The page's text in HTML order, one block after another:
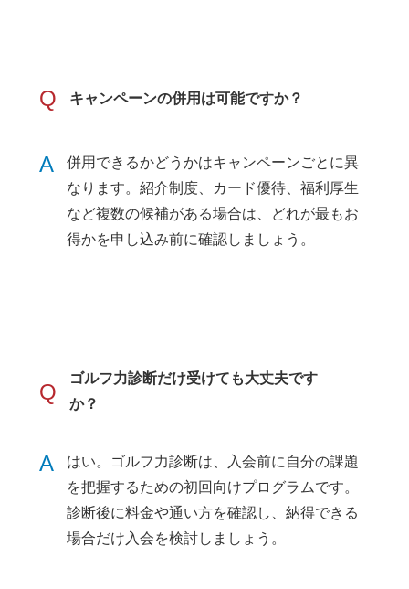
Q キャンペーンの併用は可能ですか？
A
併用できるかどうかはキャンペーンごとに異
なります。紹介制度、カード優待、福利厚生
など複数の候補がある場合は、どれが最もお
得かを申し込み前に確認しましょう。
Q
ゴルフ力診断だけ受けても大丈夫です
か？
A
はい。ゴルフ力診断は、入会前に自分の課題
を把握するための初回向けプログラムです。
診断後に料金や通い方を確認し、納得できる
場合だけ入会を検討しましょう。